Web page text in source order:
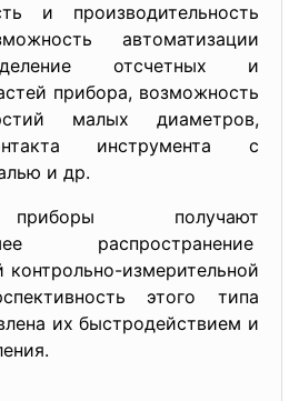
и производительность
автоматизации
отсчетных и
прибора, возможность
малых диаметров,
инструмента с
и др.
приборы получают
распространение
контрольно-измерительной
этого типа
их быстродействием и